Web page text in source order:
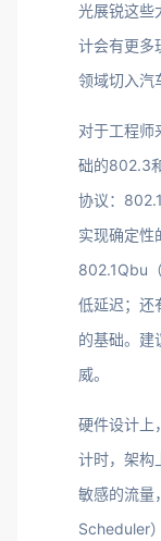
光展锐这些
计会有更多
领域切入汽
对于工程师
础的802.3
协议：
实现确定性
802.1Qbu
低延迟；还
的基础。建
威。
硬件设计上
计时，架构
敏感的流量
Scheduler